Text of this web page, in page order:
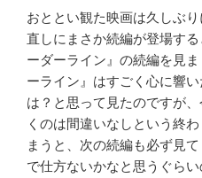
おととい観た映画は久しぶ
直しにまさか続編が登場す
ーダーライン』の続編を見
ーライン』はすごく心に響
は？と思って見たのですが
くのは間違いなしという終
まうと、次の続編も必ず見
で仕方ないかなと思うぐら